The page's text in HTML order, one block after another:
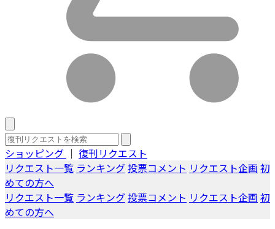
ショッピング ｜ 復刊リクエスト
リクエスト一覧 ランキング投票コメント リクエスト企画 初
めての方へ
リクエスト一覧 ランキング投票コメント リクエスト企画 初
めての方へ